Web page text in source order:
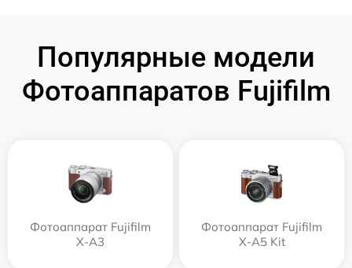
Популярные модели
Фотоаппаратов Fujifilm
Фотоаппарат Fujifilm
X-A3
Фотоаппарат Fujifilm
X-A5 Kit